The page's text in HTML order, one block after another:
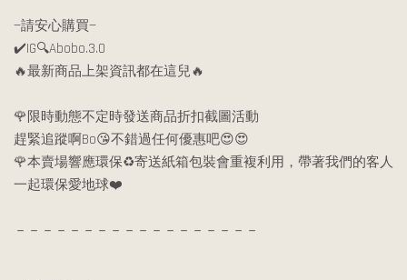
—請安心購買—
✔️IG🔍Abobo.3.0
🔥最新商品上架資訊都在這兒🔥
🌹限時動態不定時發送商品折扣截圖活動
趕緊追蹤啊Bo😘不錯過任何優惠吧😍😍
🌹本賣場響應環保♻️寄送紙箱包裝會重複利用，帶著我們的客人
一起環保愛地球❤️
－－－－－－－－－－－－－－－－－－